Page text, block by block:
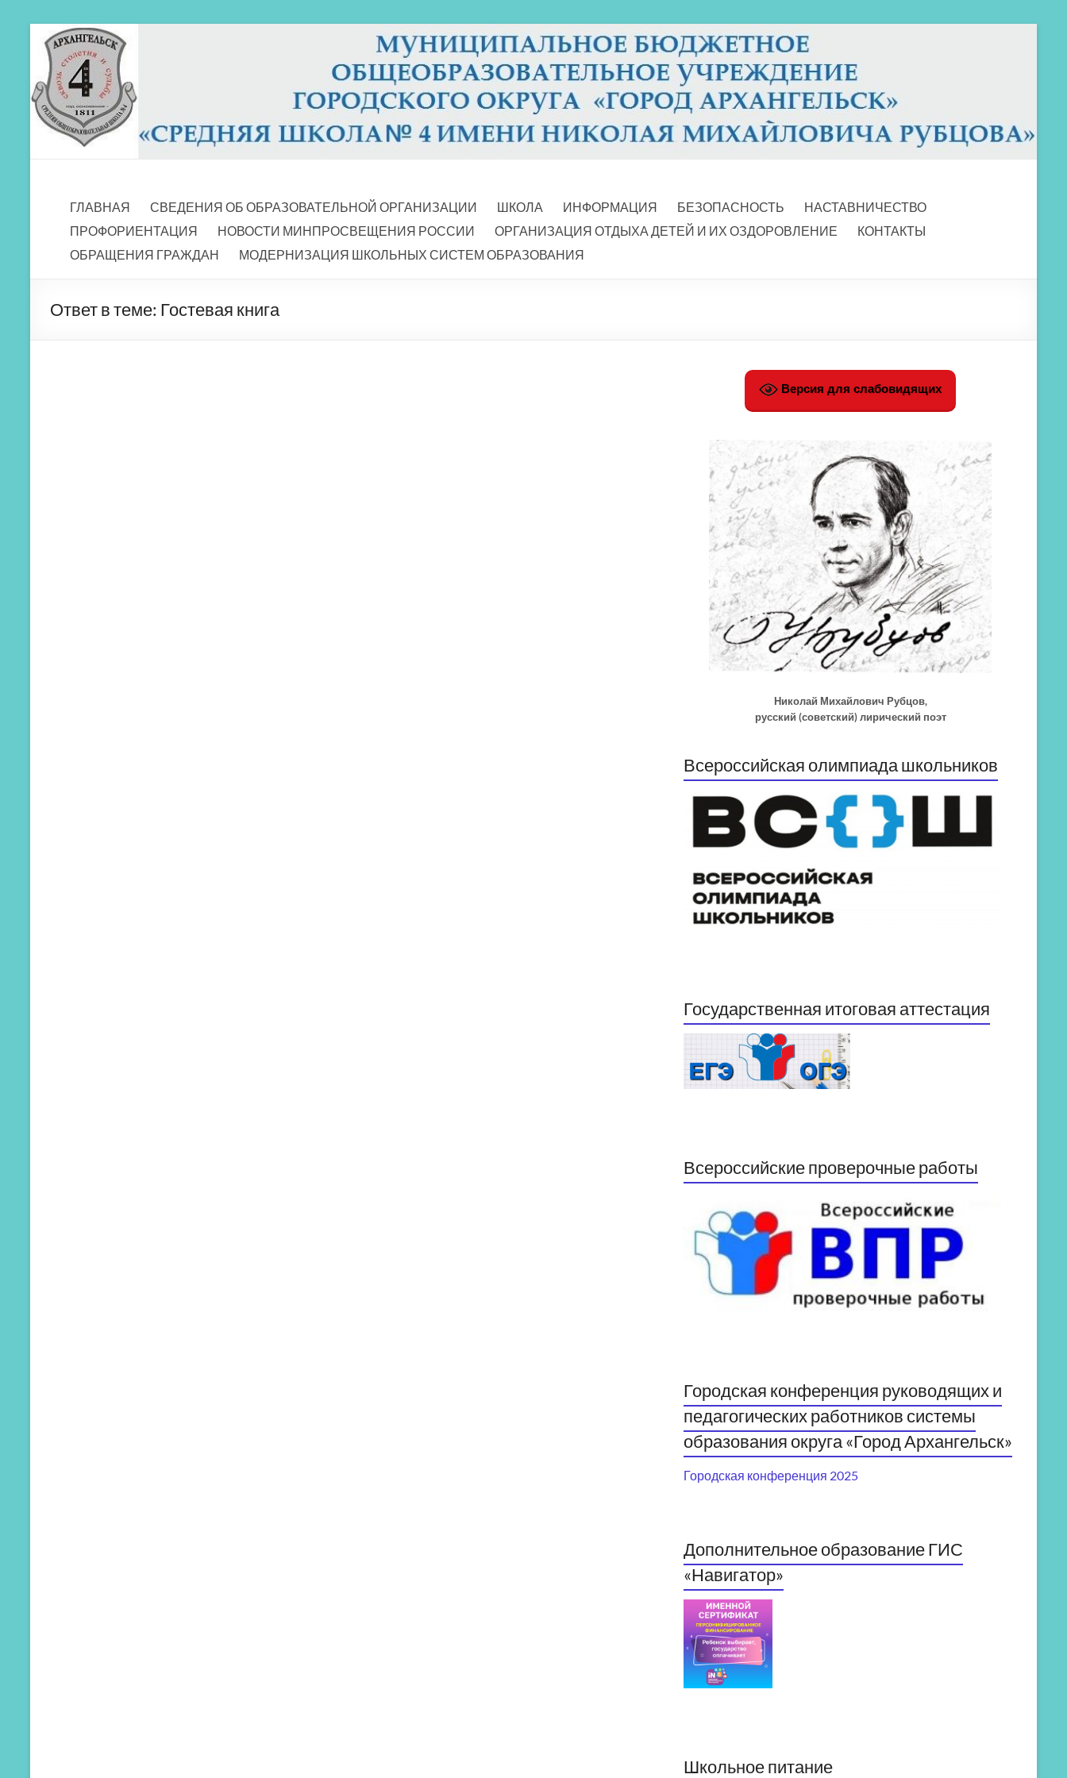
Перейти
содержимому
МБОУ СШ 4
ГЛАВНАЯ
СВЕДЕНИЯ ОБ ОБРАЗОВАТЕЛЬНОЙ ОРГАНИЗАЦИИ ШКОЛА ИНФОРМАЦИЯ БЕЗОПАСНОСТЬ
НАСТАВНИЧЕСТВО
ПРОФОРИЕНТАЦИЯ
НОВОСТИ МИНПРОСВЕЩЕНИЯ РОССИИ ОРГАНИЗАЦИЯ ОТДЫХА ДЕТЕЙ И ИХ ОЗДОРОВЛЕНИЕ
КОНТАКТЫ
ОБРАЩЕНИЯ ГРАЖДАН
МОДЕРНИЗАЦИЯ ШКОЛЬНЫХ СИСТЕМ ОБРАЗОВАНИЯ
Ответ в теме: Гостевая книга
Версия для слабовидящих
Николай Михайлович Рубцов,
русский (советский) лирический поэт
Всероссийская олимпиада школьников
Государственная итоговая аттестация
Всероссийские проверочные работы
Городская конференция руководящих и
педагогических работников системы
образования округа «Город Архангельск»
Городская конференция 2025
Дополнительное образование ГИС
«Навигатор»
Школьное питание